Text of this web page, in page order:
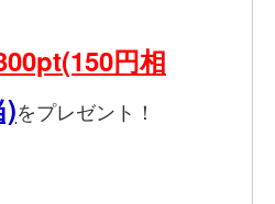
円相
)をプレゼント！